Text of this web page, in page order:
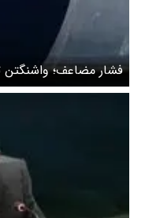
فشار مضاعف؛
می‌شود